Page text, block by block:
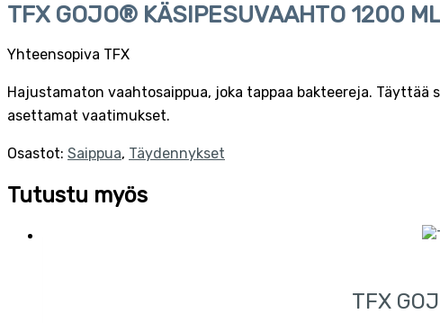
TFX GOJO® KÄSIPESUVAAHTO 1200
Yhteensopiva TFX
Hajustamaton vaahtosaippua, joka tappaa bakteereja. Täyttää
asettamat vaatimukset.
Osastot: Saippua, Täydennykset
Tutustu myös
TFX